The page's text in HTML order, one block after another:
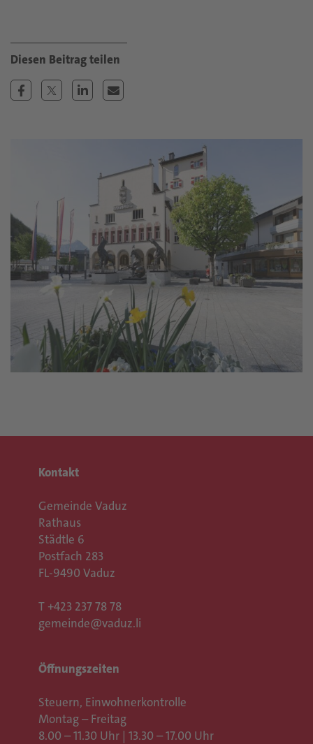
Kontakt
Gemeinde Vaduz
Rathaus
Städtle 6
Postfach 283
FL-9490 Vaduz
T +423 237 78 78
gemeinde@vaduz.li
Öffnungszeiten
Steuern, Einwohnerkontrolle
Montag – Freitag
8.00 – 11.30 Uhr | 13.30 – 17.00 Uhr